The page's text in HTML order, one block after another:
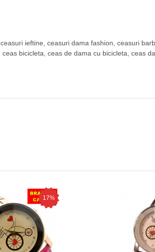
ceasuri ieftine ceasuri dama fashion ceasuri
ceas bicicleta ceas de dama cu bicicleta ceas
17%